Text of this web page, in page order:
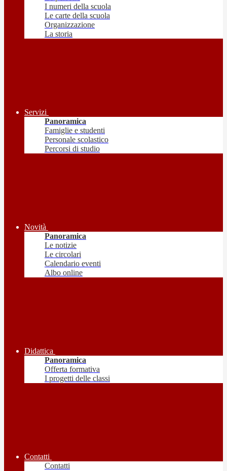
I numeri della scuola
Le carte della scuola
Organizzazione
La storia
Servizi
Panoramica
Famiglie e studenti
Personale scolastico
Percorsi di studio
Novità
Panoramica
Le notizie
Le circolari
Calendario eventi
Albo online
Didattica
Panoramica
Offerta formativa
I progetti delle classi
Contatti
Contatti